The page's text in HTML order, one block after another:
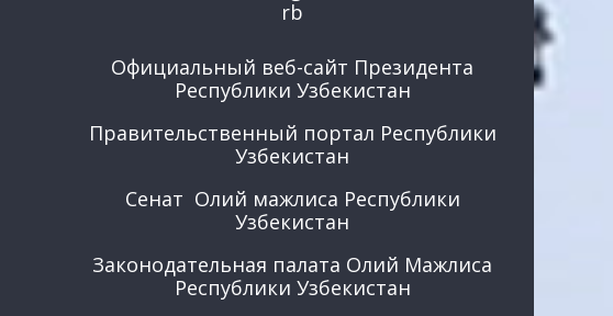
Официальный веб-сайт Президента
Республики Узбекистан
Правительственный портал Республики
Узбекистан
Сенат Олий мажлиса Республики
Узбекистан
Законодательная палата Олий Мажлиса
Республики Узбекистан